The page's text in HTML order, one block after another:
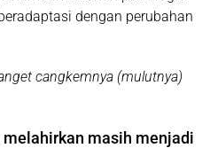
dengan perubahan
cangkemnya (mulutnya)
masih menjadi